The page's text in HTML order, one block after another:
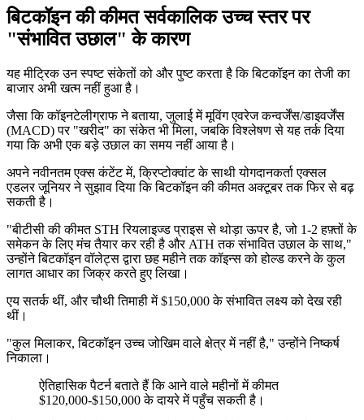
बिटकॉइन की कीमत सर्वकालिक उच्च स्तर पर
"संभावित उछाल" के कारण
यह मीट्रिक उन स्पष्ट संकेतों को और पुष्ट करता है कि बिटकॉइन का तेजी का
बाजार अभी खत्म नहीं हुआ है।
जैसा कि कॉइनटेलीग्राफ ने बताया, जुलाई में मूविंग एवरेज कन्वर्जेंस/डाइवर्जेंस
(MACD) पर "खरीद" का संकेत भी मिला, जबकि विश्लेषण से यह तर्क दिया
गया कि अभी एक बड़े उछाल का समय नहीं आया है।
अपने नवीनतम एक्स कंटेंट में, क्रिप्टोक्वांट के साथी योगदानकर्ता एक्सल
एडलर जूनियर ने सुझाव दिया कि बिटकॉइन की कीमत अक्टूबर तक फिर से बढ़
सकती है।
"बीटीसी की कीमत STH रियलाइज्ड प्राइस से थोड़ा ऊपर है, जो 1-2 हफ़्तों के
समेकन के लिए मंच तैयार कर रही है और ATH तक संभावित उछाल के साथ,"
उन्होंने बिटकॉइन वॉलेट्स द्वारा छह महीने तक कॉइन्स को होल्ड करने के कुल
लागत आधार का जिक्र करते हुए लिखा।
एय सतर्क थीं, और चौथी तिमाही में $150,000 के संभावित लक्ष्य को देख रही
थीं।
"कुल मिलाकर, बिटकॉइन उच्च जोखिम वाले क्षेत्र में नहीं है," उन्होंने निष्कर्ष
निकाला।
ऐतिहासिक पैटर्न बताते हैं कि आने वाले महीनों में कीमत
$120,000-$150,000 के दायरे में पहुँच सकती है।